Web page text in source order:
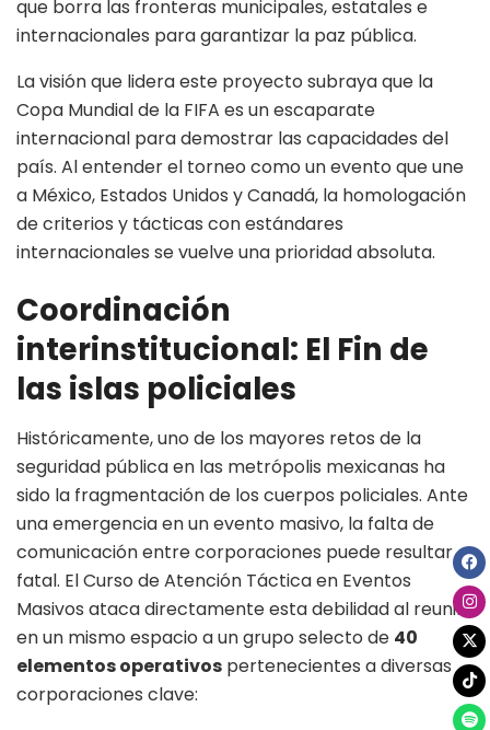
que borra las fronteras municipales, estatales e
internacionales para garantizar la paz pública.
La visión que lidera este proyecto subraya que la
Copa Mundial de la FIFA es un escaparate
internacional para demostrar las capacidades del
país. Al entender el torneo como un evento que une
a México, Estados Unidos y Canadá, la homologación
de criterios y tácticas con estándares
internacionales se vuelve una prioridad absoluta.
Coordinación
interinstitucional: El Fin de
las islas policiales
Históricamente, uno de los mayores retos de la
seguridad pública en las metrópolis mexicanas ha
sido la fragmentación de los cuerpos policiales. Ante
una emergencia en un evento masivo, la falta de
comunicación entre corporaciones puede resultar
fatal. El Curso de Atención Táctica en Eventos
Masivos ataca directamente esta debilidad al reunir
en un mismo espacio a un grupo selecto de 40
elementos operativos pertenecientes a diversas
corporaciones clave: